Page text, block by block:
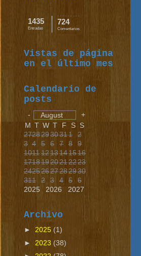
1435
Entradas
724
Comentarios
Vistas de página
en el último mes
Calendario de
posts
- August
+
M T W T F S
S
27282930311
2
3 4 5 6 7 8
9
1011 1213141516
17181920212223
24252627282930
311 2 3 4 5
6
2025
2026 2027
Archivo
► 2025 (1)
► 2023 (38)